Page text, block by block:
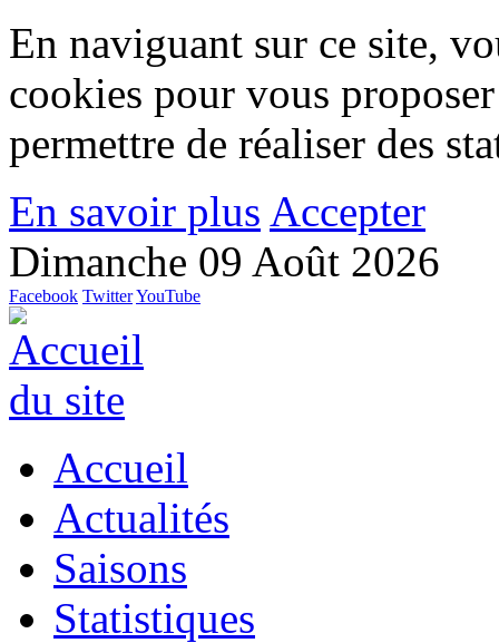
En naviguant sur ce site,
cookies pour vous
permettre de réaliser des
En savoir plus Accepter
Dimanche 09 Août 2026
Facebook TwitterYouTube
Accueil
Actualités
Saisons
Statistiques